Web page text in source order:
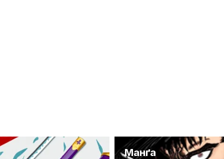
Манґа